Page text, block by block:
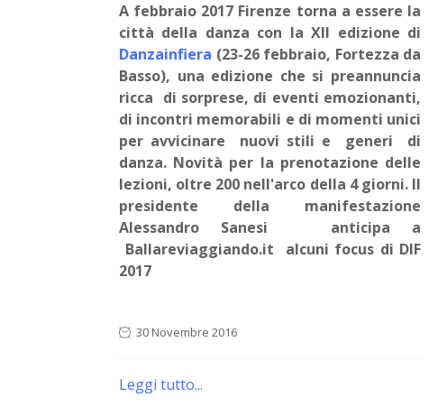
A febbraio 2017 Firenze torna a essere la
città della danza con la XII edizione di
Danzainfiera (23-26 febbraio, Fortezza da
Basso), una edizione che si preannuncia
ricca di sorprese, di eventi emozionanti,
di incontri memorabili e di momenti unici
per avvicinare nuovi stili e generi di
danza. Novità per la prenotazione delle
lezioni, oltre 200 nell'arco della 4 giorni. Il
presidente della manifestazione
Alessandro Sanesi anticipa a
Ballareviaggiando.it alcuni focus di DIF
2017
30 Novembre 2016
Leggi tutto...